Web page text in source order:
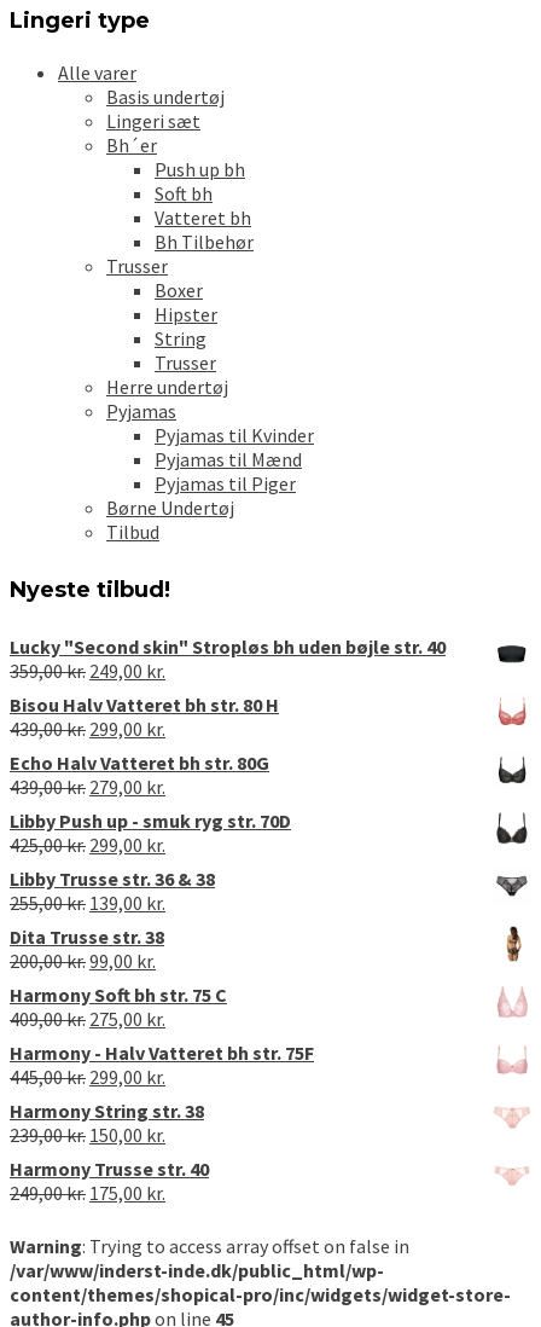
på
varesiden
Lingeri type
Alle varer
Basis undertøj
Lingeri sæt
Bh´er
Push up bh
Soft bh
Vatteret bh
Bh Tilbehør
Trusser
Boxer
Hipster
String
Trusser
Herre undertøj
Pyjamas
Pyjamas til Kvinder
Pyjamas til Mænd
Pyjamas til Piger
Børne Undertøj
Tilbud
Nyeste tilbud!
Lucky "Second skin" Stropløs bh uden bøjle str. 40
359,00kr. Den
oprindelige
pris
var:
359,00 kr..
249,00 kr.
aktuelle
pris
er:
249,00 kr..
Bisou Halv Vatteret bh str. 80 H
439,00kr. Den
oprindelige
pris
var:
439,00 kr..
299,00 kr.
aktuelle
pris
er:
299,00 kr..
Echo Halv Vatteret bh str. 80G
439,00kr. Den
oprindelige
pris
var:
439,00 kr..
279,00 kr.
aktuelle
pris
er:
279,00 kr..
Libby Push up - smuk ryg str. 70D
425,00kr. Den
oprindelige
pris
var:
425,00 kr..
299,00 kr.
aktuelle
pris
er:
Libby Trusse str. 36 & 38
255,00kr. Den
oprindelige
pris
var:
255,00 kr..
139,00 kr.
139,00 kr..
Dita Trusse str. 38
200,00kr.Den
oprindelige
pris
var:
200,00 kr..
99,00 kr.
aktuelle
pris
er:
99,00 kr..
Harmony Soft bh str. 75 C
409,00kr. Den
oprindelige
pris
var:
409,00 kr..
275,00 kr.
aktuelle
pris
er:
275,00 kr..
Harmony - Halv Vatteret bh str. 75F
445,00kr. Den
oprindelige
pris
var:
445,00 kr..
299,00 kr.
aktuelle
pris
er:
299,00 kr..
Harmony String str. 38
239,00kr. Den
oprindelige
pris
var:
150,00 kr.
aktuelle
pris
er:
Harmony Trusse str. 40
249,00kr. Den
pris
var:
249,00 kr..
175,00 kr.
pris
er:
175,00 kr..
Warning: Trying to access array offset on false in
/var/www/inderst-inde.dk/public_html/wp-
content/themes/shopical-pro/inc/widgets/widget-store-
author-info.phpon line 45